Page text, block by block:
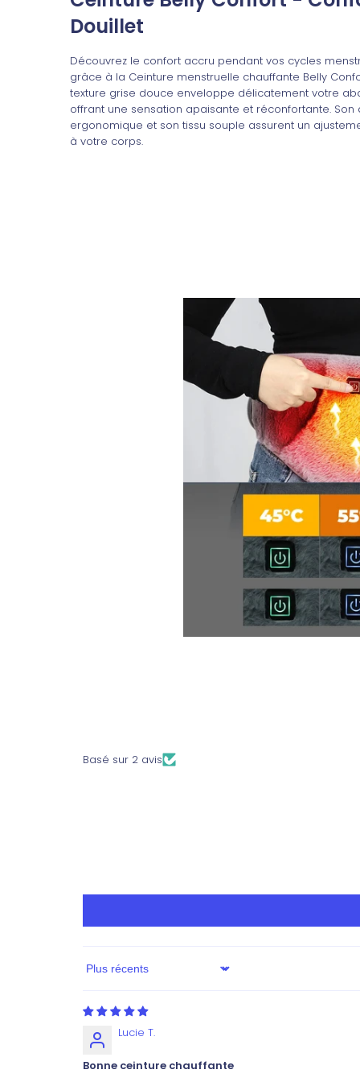
Douillet
Découvrez le confort accru pendant vos cycles
grâce à la Ceinture menstruelle chauffante Belly
texture grise douce enveloppe délicatement votre
offrant une sensation apaisante et réconfortante. Son
ergonomique et son tissu souple assurent un
à votre corps.
Basé sur 2 avis
Sort by
Lucie T.
Bonne ceinture chauffante